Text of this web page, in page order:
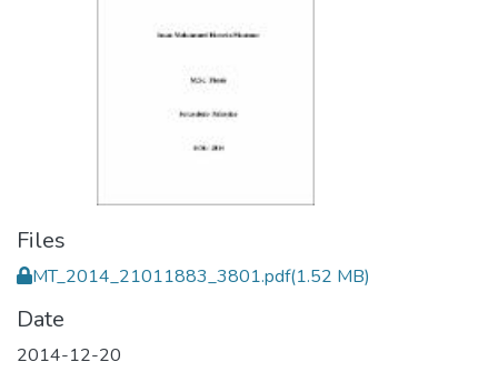
Files
MT_2014_21011883_3801.pdf(1.52 MB)
Date
2014-12-20